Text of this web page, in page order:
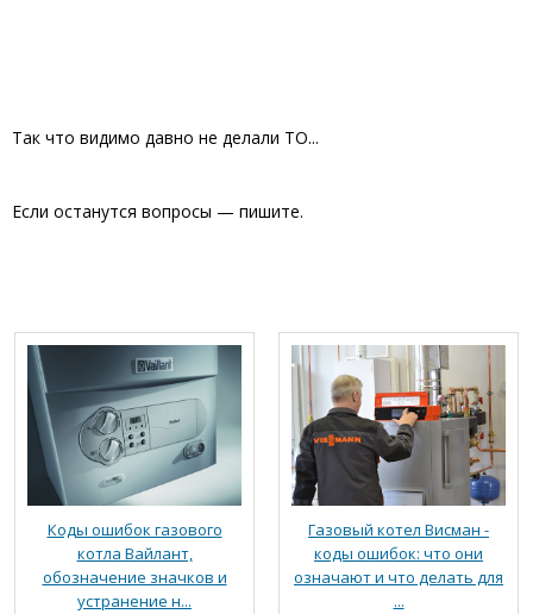
Так что видимо давно не делали ТО...
Если останутся вопросы — пишите.
Коды ошибок газового
котла Вайлант,
обозначение значков и
устранение н...
Газовый котел Висман -
коды ошибок: что они
означают и что делать для
...